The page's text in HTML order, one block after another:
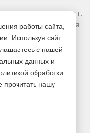
- Магазин-склад в г.
сайте, не является
работы сайта,
Используя сайт
с нашей
данных и
обработки
прочитать нашу